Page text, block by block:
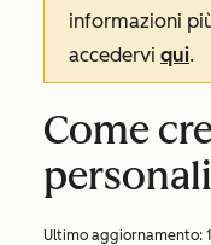
informazioni
accedervi qui.
Come
Ultimo aggiornamento: